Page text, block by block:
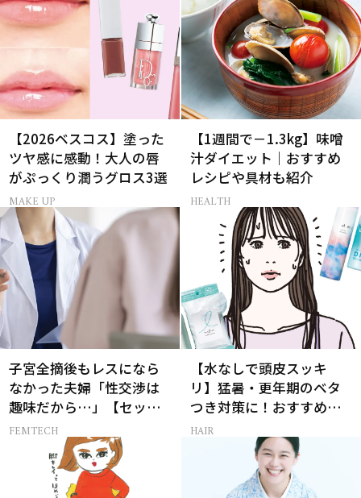
【2026ベスコス】塗った
ツヤ感に感動！大人の唇
がぷっくり潤うグロス3選
MAKE UP
【1週間で－1.3kg】味噌
汁ダイエット｜おすすめ
レシピや具材も紹介
HEALTH
子宮全摘後もレスになら
なかった夫婦「性交渉は
趣味だから…」【セック
スレス AND THE CITY -女
たちの告白-】
FEMTECH
【水なしで頭皮スッキ
リ】猛暑・更年期のベタ
つき対策に！おすすめ最
新ドライシャンプー4選
HAIR